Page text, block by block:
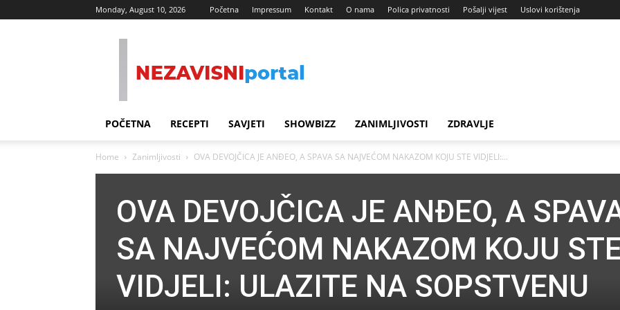
Monday, August 10, 2026 Početna Impressum Kontakt O nama Polica privatnosti Pošalji vijest Uslovi korištenja
POČETNA RECEPTI SAVJETI SHOWBIZZ ZANIMLJIVOSTI ZDRAVLJE
Home Zanimljivosti OVA DEVOJČICA JE ANĐEO, A SPAVA SA NAJVEĆOM NAKAZOM KOJU STE VIDJELI:...
OVA DEVOJČICA JE ANĐEO, A
SA NAJVEĆOM NAKAZOM KOJU
VIDJELI: ULAZITE NA SOPSTVENU